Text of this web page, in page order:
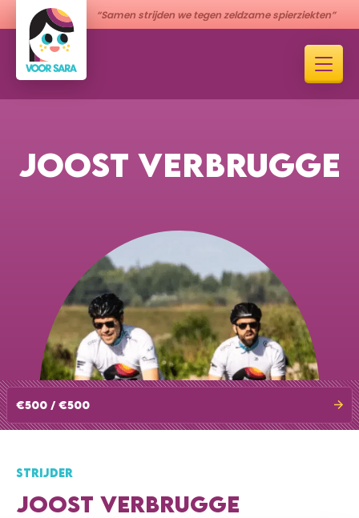
“Samen strijden we tegen zeldzame spierziekten”
JOOST VERBRUGGE
€500 / €500
STRIJDER
JOOST VERBRUGGE